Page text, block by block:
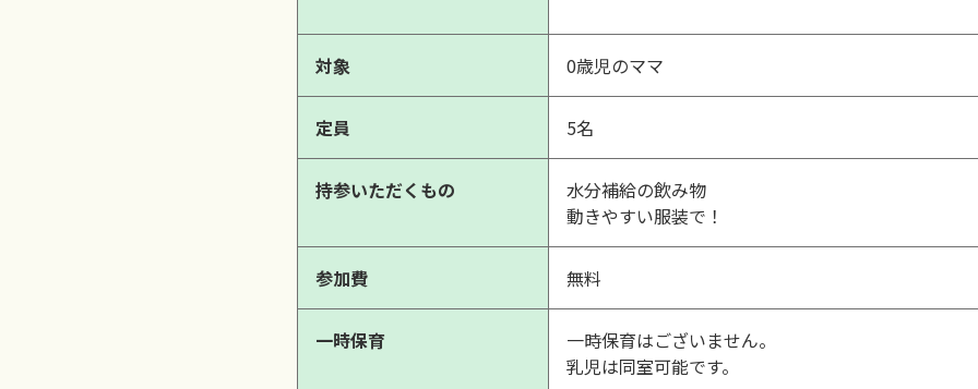
対象 0歳児のママ
定員 5名
持参いただくもの
水分補給の飲み物
動きやすい服装で！
参加費 無料
一時保育
一時保育はございません。
乳児は同室可能です。